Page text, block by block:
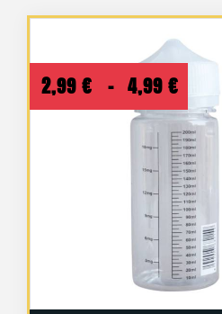
2,99 € – 4,99 €
de
prix :
2,99 €
à
4,99 €